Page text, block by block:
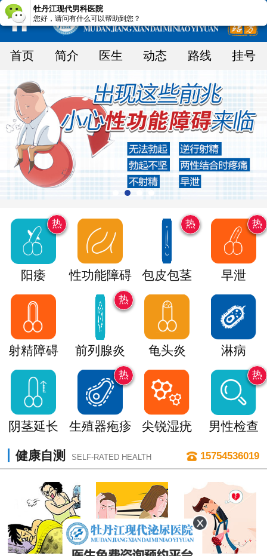
首页 简介 医生 动态 路线 挂号
热
阳痿 性功能障碍
热
包皮包茎
热
早泄
射精障碍
热
前列腺炎 龟头炎 淋病
阴茎延长
热
生殖器疱疹 尖锐湿疣
热
男性检查
健康自测 SELF-RATED HEALTH 15754536019
牡丹江现代男科医院
您好，请问有什么可以帮助到您？